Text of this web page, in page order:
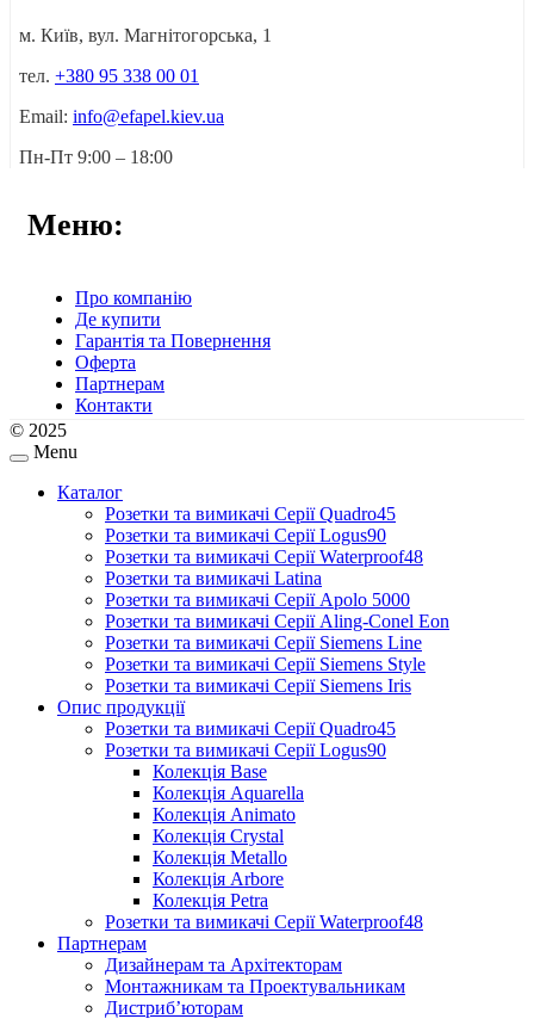
м. Київ, вул. Магнітогорська, 1
тел. +380 95 338 00 01
Email: info@efapel.kiev.ua
Пн-Пт 9:00 – 18:00
Меню:
Про компанію
Де купити
Гарантія та Повернення
Оферта
Партнерам
Контакти
© 2025
Menu
Каталог
Розетки та вимикачі Серії Quadro45
Розетки та вимикачі Серії Logus90
Розетки та вимикачі Серії Waterproof48
Розетки та вимикачі Latina
Розетки та вимикачі Серії Apolo 5000
Розетки та вимикачі Серії Aling-Conel Eon
Розетки та вимикачі Серії Siemens Line
Розетки та вимикачі Серії Siemens Style
Розетки та вимикачі Серії Siemens Iris
Опис продукції
Розетки та вимикачі Серії Quadro45
Розетки та вимикачі Серії Logus90
Колекція Base
Колекція Aquarella
Колекція Animato
Колекція Crystal
Колекція Metallo
Колекція Arbore
Колекція Petra
Розетки та вимикачі Серії Waterproof48
Партнерам
Дизайнерам та Архітекторам
Монтажникам та Проектувальникам
Дистриб’юторам